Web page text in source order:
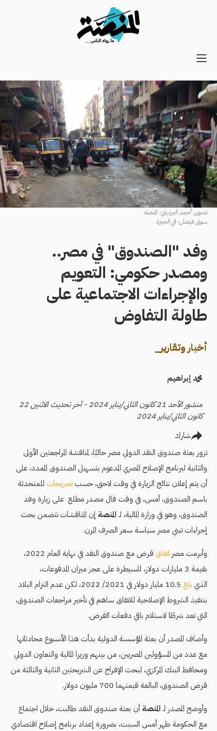
Main
Secondary
Navigation
تصوير: أحمد البرديني- المنصة
سوق فيصل- في الجيزة
وفد "الصندوق" في مصر..
ومصدر حكومي: التعويم
والإجراءات الاجتماعية على
طاولة التفاوض
أخبار وتقارير_
محمد إبراهيم
منشور الأحد 21 كانون الثاني/يناير 2024 - آخر تحديث الاثنين 22
كانون الثاني/يناير 2024
شارك
تزور بعثة صندوق النقد الدولي مصر حاليًا، لمناقشة المراجعتين الأولى
والثانية لبرنامج الإصلاح المصري المدعوم بتسهيل الصندوق الممدد، على
أن يتم إعلان نتائج الزيارة في وقت لاحق، حسبتصريحات للمتحدثة
باسم الصندوق، أمس، في وقت قال مصدر مطلع على زيارة وفد
الصندوق، وهو في وزارة المالية، لـ المنصة إن المناقشات تتضمن بحث
إجراءات تبني مصر سياسة سعر الصرف المرن.
وأبرمت مصر اتفاق
قرض مع صندوق النقد في نهاية العام 2022،
بقيمة 3 مليارات دولار، للسيطرة على عجز ميزان المدفوعات،
الذي بلغ
10.5 مليار دولار في 2021/ 2022، لكن عدم التزام البلاد
بتنفيذ الشروط الإصلاحية للاتفاق ساهم في تأخير مراجعات الصندوق،
التي تعد شرطًا لاستلام باقي دفعات القرض.
وأضاف المصدر أن بعثة المؤسسة الدولية بدأت هذا الأسبوع محادثاتها
مع عدد من المسؤولين المصريين، من بينهم وزيرا المالية والتعاون الدولي
ومحافظ البنك المركزي، لبحث الإفراج عن الشريحتين الثانية والثالثة من
قرض الصندوق، البالغة قيمتهما 700 مليون دولار.
وأوضح المصدر لـ المنصة أن بعثة صندوق النقد طالبت، خلال اجتماع
مع الحكومة ظهر أمس السبت، بضرورة إعداد برنامج إصلاح اقتصادي